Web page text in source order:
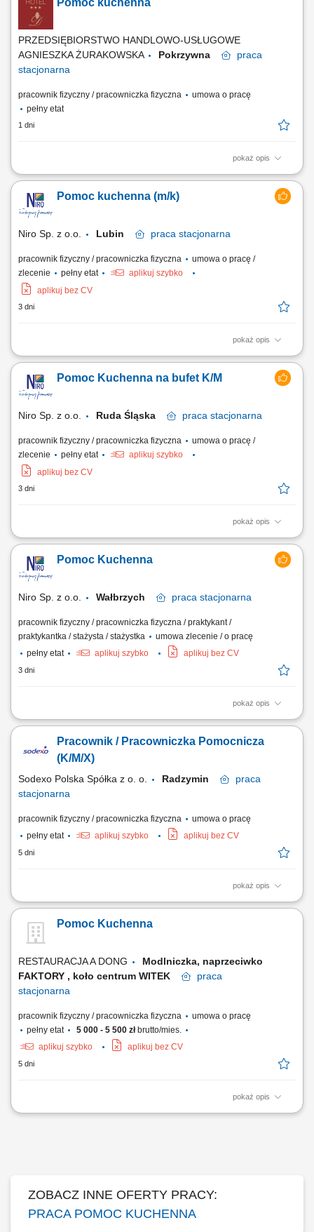
obieranie, krojenie warzyw, owoców i innych produktów). Dbanie o
czystość, porządek i higienę w kuchni oraz na stanowisku pracy.
Kontrola świeżości produktów i...
Pomoc kuchenna
PRZEDSIĘBIORSTWO HANDLOWO-USŁUGOWE
AGNIESZKA ŻURAKOWSKA
Pokrzywna
praca
stacjonarna
pracownik fizyczny / pracowniczka fizyczna
umowa o pracę
pełny etat
1 dni
pokaż opis
Twój zakres obowiązków przygotowywanie składników do potraw
przygotowywania śniadań, obiadów i kolacji, dbanie o estetykę oraz
właściwe przygotowanie stanowiska pracy, utrzymywanie porządku i
Pomoc kuchenna (m/k)
Niro Sp. z o.o. Lubin praca stacjonarna
pracownik fizyczny / pracowniczka fizyczna
umowa o pracę /
zlecenie
pełny etat
aplikuj szybko
aplikuj bez CV
3 dni
pokaż opis
Zakres obowiązków praca na zmywaku, pomoc przy przygotowywaniu
transportu, utrzymanie czystości w miejscu pracy.
Pomoc Kuchenna na bufet K/M
Niro Sp. z o.o. Ruda Śląska praca stacjonarna
pracownik fizyczny / pracowniczka fizyczna
umowa o pracę /
zlecenie
pełny etat
aplikuj szybko
aplikuj bez CV
3 dni
pokaż opis
Szukamy pomocy kuchennej z głową pełną pomysłów! Do naszego
nowego zespołu poszukujemy osoby z pasją do gotowania, kreatywnej i
samodzielnej, która chce współtworzyć menu pełne pysznych kanapek,
deserów, koktajli i sałatek oraz przyjmować zamówienia obiadowe i
Pomoc Kuchenna
Niro Sp. z o.o. Wałbrzych praca stacjonarna
pracownik fizyczny / pracowniczka fizyczna / praktykant /
praktykantka / stażysta / stażystka
umowa zlecenie / o pracę
pełny etat
aplikuj szybko aplikuj bez CV
3 dni
pokaż opis
Aktywne wspieranie zespołu kucharzy w przygotowywaniu potraw,
stanowisku pracy;Odpowiedzialne zarządzanie zapasami i dbanie o
świeżość produktów;Obsługa podstawowych urządzeń kuchennych
Pracownik / Pracowniczka Pomocnicza
(K/M/X)
Sodexo Polska Spółka z o. o. Radzymin
praca
stacjonarna
pracownik fizyczny / pracowniczka fizyczna
umowa o pracę
pełny etat
aplikuj szybko aplikuj bez CV
5 dni
pokaż opis
Zakres obowiązków: Dbanie o czystość zastawy stołowej oraz
wyparzającego. Utrzymywanie nienagannego porządku na sali dla
gości, w tym obsługa automatycznej maszyny myjącej do podłóg.
Pomoc Kuchenna
RESTAURACJA A DONG
Modlniczka, naprzeciwko
FAKTORY , koło centrum WITEK
praca
stacjonarna
pracownik fizyczny / pracowniczka fizyczna
umowa o pracę
pełny etat
5 000 - 5 500 złbrutto/mies.
aplikuj szybko
aplikuj bez CV
5 dni
pokaż opis
Mycie naczyń, sprzętu kuchennego oraz utrzymywanie porządku na
ZOBACZ INNE OFERTY PRACY:
PRACA POMOC KUCHENNA